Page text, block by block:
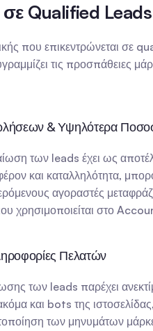
σε Qualified
που επικεντρώνεται σε
τις προσπάθειες
& Υψηλότερα
των leads έχει ως
και καταλληλότητα,
αγοραστές
στο
Πελατών
των leads παρέχει
και bots της
των μηνυμάτων